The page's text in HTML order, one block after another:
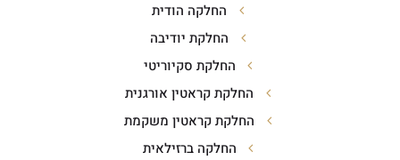
החלקה הודית
החלקת יודיבה
החלקת סקיוריטי
החלקת קראטין אורגנית
החלקת קראטין משקמת
החלקה ברזילאית